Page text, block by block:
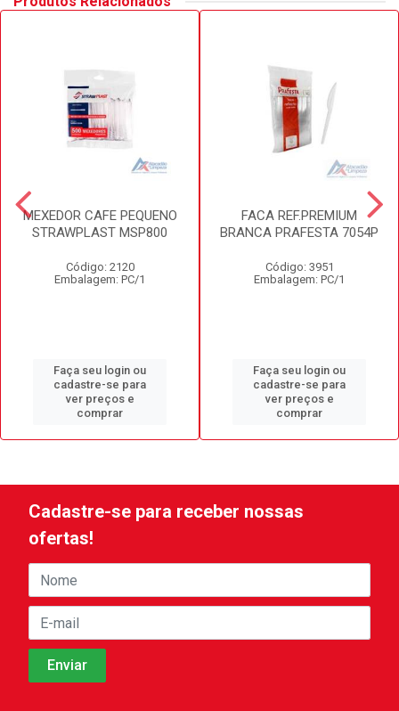
MEXEDOR CAFE PEQUENO
STRAWPLAST MSP800
Código: 2120
Embalagem: PC/1
Faça seu login ou
cadastre-se para
ver preços e
comprar
FACA REF.PREMIUM
BRANCA PRAFESTA 7054P
Código: 3951
Embalagem: PC/1
Faça seu login ou
cadastre-se para
ver preços e
comprar
Cadastre-se para receber nossas
ofertas!